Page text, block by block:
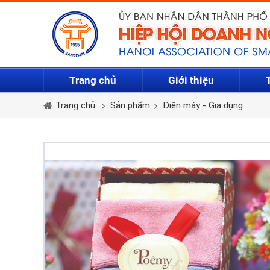
Trang chủ Giới thiệu
Trang chủ Sản phẩm Điện máy - Gia dụng